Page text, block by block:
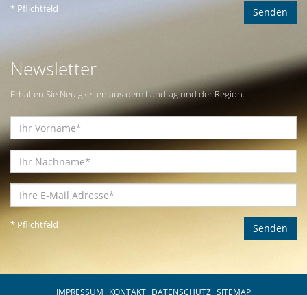
* Pflichtfeld
Newsletter
Erhalten Sie Neuigkeiten aus dem Landtag und der Region.
* Pflichtfeld
IMPRESSUM KONTAKT DATENSCHUTZ SITEMAP